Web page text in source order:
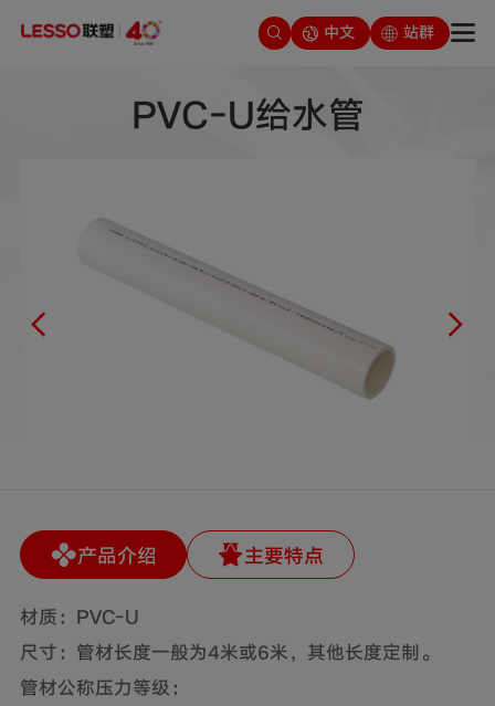
中文 站群
PVC-U给水管
产品介绍 主要特点
材质：PVC-U
尺寸：管材长度一般为4米或6米，其他长度定制。
管材公称压力等级：